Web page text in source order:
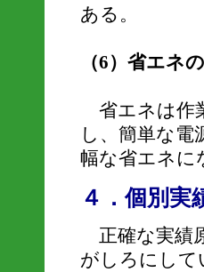
ある。
（6）省エネ
省エネは作
し、簡単な
幅な省エネに
４．個別実
正確な実績
がしろにして